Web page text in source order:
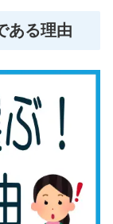
ある理由